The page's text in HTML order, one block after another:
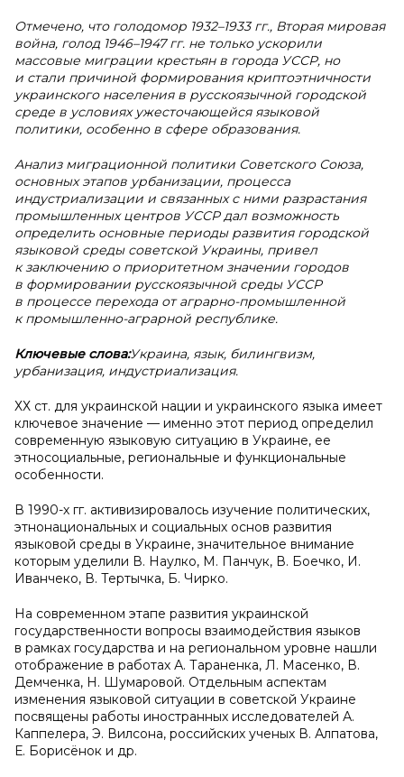
Отмечено, что голодомор 1932–1933 гг., Вторая мировая
война, голод 1946–1947 гг. не только ускорили
массовые миграции крестьян в города УССР, но
и стали причиной формирования криптоэтничности
украинского населения в русскоязычной городской
среде в условиях ужесточающейся языковой
политики, особенно в сфере образования.
Анализ миграционной политики Советского Союза,
основных этапов урбанизации, процесса
индустриализации и связанных с ними разрастания
промышленных центров УССР дал возможность
определить основные периоды развития городской
языковой среды советской Украины, привел
к заключению о приоритетном значении городов
в формировании русскоязычной среды УССР
в процессе перехода от аграрно-промышленной
к промышленно-аграрной республике.
Ключевые слова:Украина, язык, билингвизм,
урбанизация, индустриализация.
ХХ ст. для украинской нации и украинского языка имеет
ключевое значение — именно этот период определил
современную языковую ситуацию в Украине, ее
этносоциальные, региональные и функциональные
особенности.
В 1990-х гг. активизировалось изучение политических,
этнонациональных и социальных основ развития
языковой среды в Украине, значительное внимание
которым уделили В. Наулко, М. Панчук, В. Боечко, И.
Иванчеко, В. Тертычка, Б. Чирко.
На современном этапе развития украинской
государственности вопросы взаимодействия языков
в рамках государства и на региональном уровне нашли
отображение в работах А. Тараненка, Л. Масенко, В.
Демченка, Н. Шумаровой. Отдельным аспектам
изменения языковой ситуации в советской Украине
посвящены работы иностранных исследователей А.
Каппелера, Э. Вилсона, российских ученых В. Алпатова,
Е. Борисёнок и др.